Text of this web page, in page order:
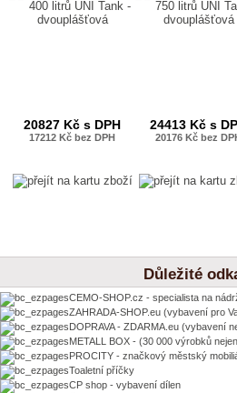
20827 Kč s DPH
17212 Kč bez DPH
24413 Kč s
20176 Kč bez
Důležité
CEMO-SHOP.cz - specialista na
ZAHRADA-SHOP.eu (vybavení pro
DOPRAVA - ZDARMA.eu (vybavení
METALL BOX - (30 000 výrobků
PROCITY - značkový městský
Toaletní příčky
CP shop - vybavení dílen